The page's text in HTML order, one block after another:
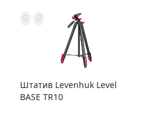
Штатив Levenhuk Level
BASE TR10